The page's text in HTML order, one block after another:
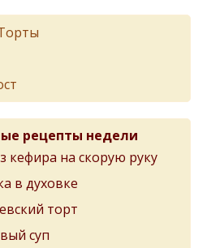
рецепты недели
кефира на скорую руку
в духовке
торт
суп